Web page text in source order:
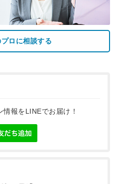
ロに相談する
報をLINEでお届け！